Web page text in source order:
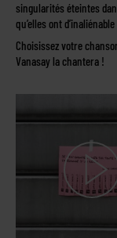
singularités éteintes
qu’elles ont
Choisissez votre
Vanasay la chantera !